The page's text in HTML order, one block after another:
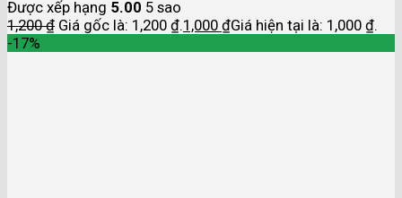
Được xếp hạng 5.00 5 sao
1,200₫ Giá gốc là: 1,200 ₫.1,000 ₫Giá hiện tại là: 1,000 ₫.
-17%